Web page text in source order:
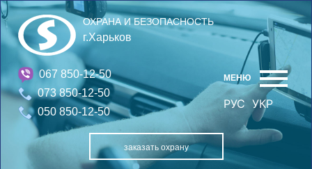
ОХРАНА И БЕЗОПАСНОСТЬ
г.Харьков
067 850-12-50
073 850-12-50
050 850-12-50
МЕНЮ
РУС УКР
заказать охрану